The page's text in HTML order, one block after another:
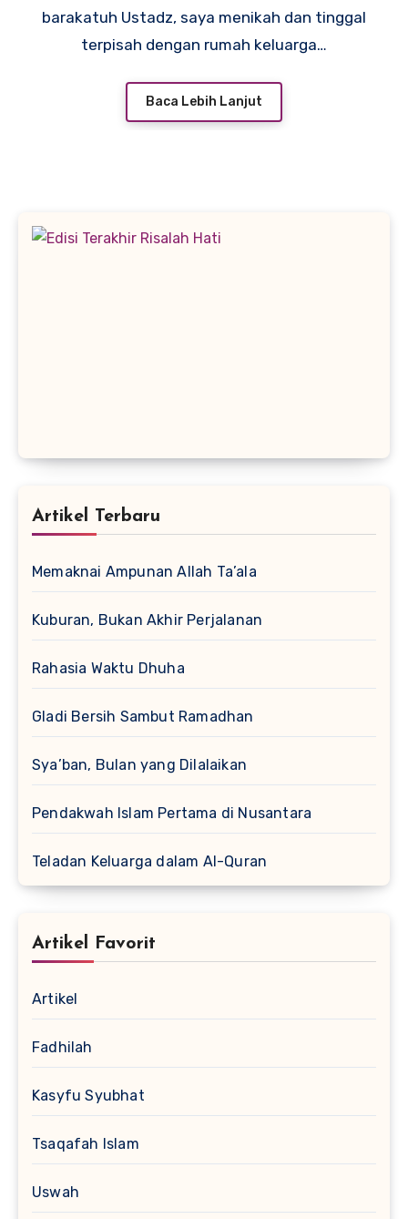
barakatuh Ustadz, saya menikah dan tinggal
terpisah dengan rumah keluarga…
Baca Lebih Lanjut
Artikel Terbaru
Memaknai Ampunan Allah Ta’ala
Kuburan, Bukan Akhir Perjalanan
Rahasia Waktu Dhuha
Gladi Bersih Sambut Ramadhan
Sya’ban, Bulan yang Dilalaikan
Pendakwah Islam Pertama di Nusantara
Teladan Keluarga dalam Al-Quran
Artikel Favorit
Artikel
Fadhilah
Kasyfu Syubhat
Tsaqafah Islam
Uswah